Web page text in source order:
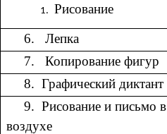
Рисование
6. Лепка
7. Копирование фигур
8. Графический диктант
9. Рисование и письмо в
воздухе